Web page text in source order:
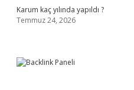
Karum kaç yılında yapıldı ?
Temmuz 24, 2026